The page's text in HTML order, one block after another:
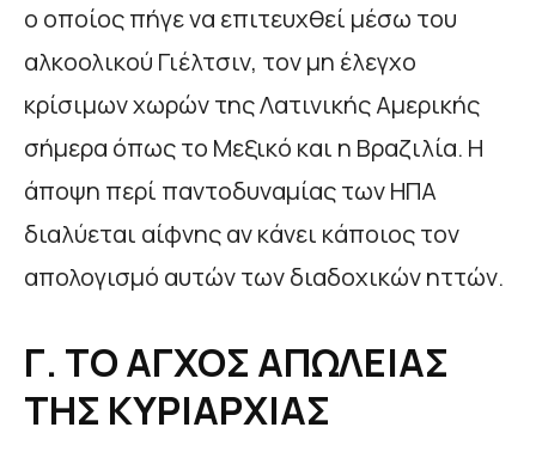
ο οποίος πήγε να επιτευχθεί μέσω του
αλκοολικού Γιέλτσιν, τον μη έλεγχο
κρίσιμων χωρών της Λατινικής Αμερικής
σήμερα όπως το Μεξικό και η Βραζιλία. Η
άποψη περί παντοδυναμίας των ΗΠΑ
διαλύεται αίφνης αν κάνει κάποιος τον
απολογισμό αυτών των διαδοχικών ηττών.
Γ. ΤΟ ΑΓΧΟΣ ΑΠΩΛΕΙΑΣ
ΤΗΣ ΚΥΡΙΑΡΧΙΑΣ